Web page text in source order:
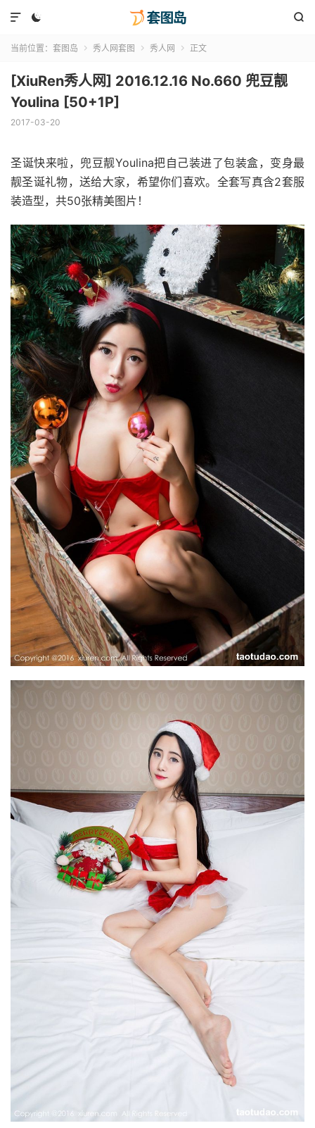
 

当前位置： 套图岛  秀人网套图  秀人网  正文
[XiuRen秀人网] 2016.12.16 No.660 兜豆靓
Youlina [50+1P]
2017-03-20
圣诞快来啦，兜豆靓Youlina把自己装进了包装盒，变身最
靓圣诞礼物，送给大家，希望你们喜欢。全套写真含2套服
装造型，共50张精美图片！